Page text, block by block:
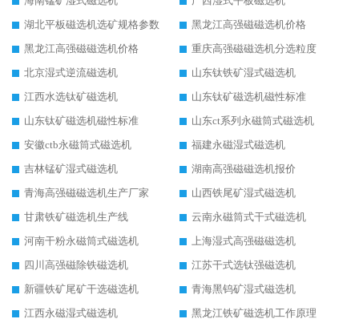
湖北平板磁选机选矿规格参数
黑龙江高强磁磁选机价格
黑龙江高强磁磁选机价格
重庆高强磁磁选机分选粒度
北京湿式逆流磁选机
山东钛铁矿湿式磁选机
江西水选钛矿磁选机
山东钛矿磁选机磁性标准
山东钛矿磁选机磁性标准
山东ct系列永磁筒式磁选机
安徽ctb永磁筒式磁选机
福建永磁湿式磁选机
吉林锰矿湿式磁选机
湖南高强磁磁选机报价
青海高强磁磁选机生产厂家
山西铁尾矿湿式磁选机
甘肃铁矿磁选机生产线
云南永磁筒式干式磁选机
河南干粉永磁筒式磁选机
上海湿式高强磁磁选机
四川高强磁除铁磁选机
江苏干式选钛强磁选机
新疆铁矿尾矿干选磁选机
青海黑钨矿湿式磁选机
江西永磁湿式磁选机
黑龙江铁矿磁选机工作原理